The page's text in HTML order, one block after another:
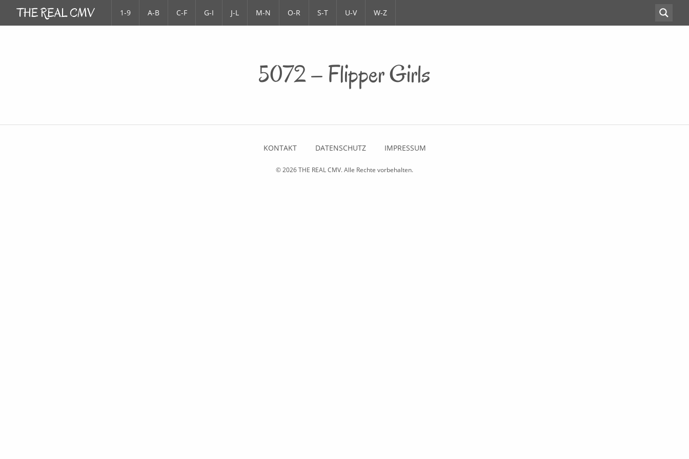
1-9 A-B C-F G-I J-L M-N O-R S-T U-V W-Z
5072 – Flipper Girls
KONTAKT DATENSCHUTZ IMPRESSUM
© 2026THE REAL CMV. Alle Rechte vorbehalten.